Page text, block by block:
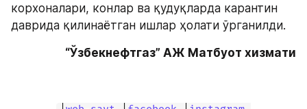
корхоналари, конлар ва қудуқларда карантин
даврида қилинаётган ишлар ҳолати ўрганилди.
“Ўзбекнефтгаз” АЖ Матбуот хизмати